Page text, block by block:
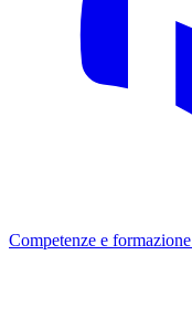
Competenze e formazione